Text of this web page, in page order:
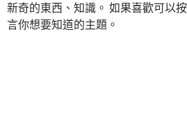
新奇的東西、知識。 如果喜歡可以
言你想要知道的主題。